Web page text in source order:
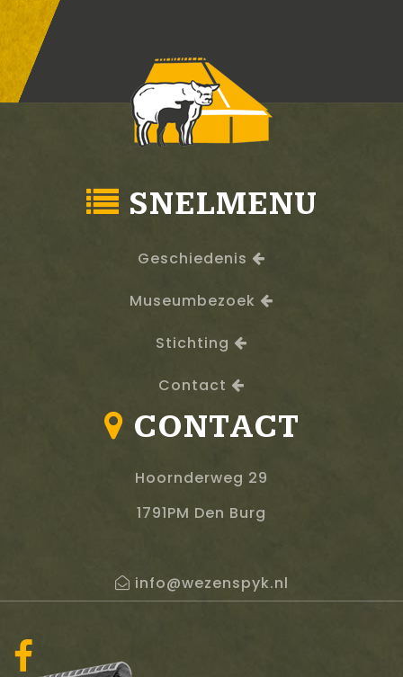
SNELMENU
Geschiedenis
Museumbezoek
Stichting
Contact
CONTACT
Hoornderweg 29
1791PM Den Burg
info@wezenspyk.nl